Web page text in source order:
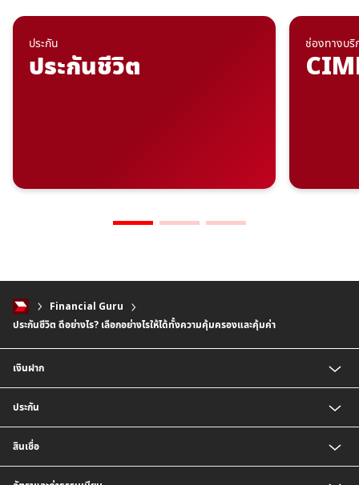
ประกัน
ประกันชีวิต
ช่องทางบริ
Financial Guru
ประกันชีวิต ดีอย่างไร? เลือกอย่างไรให้ได้ทั้งความคุ้มครองและคุ้มค่า
เงินฝาก
บัญชีเงินฝากประจำ
บัญชีเงินฝากกระแสรายวัน
บัญชีเงินฝากเงินตราต่างประเทศ
ตารางเปรียบเทียบผลิตภัณฑ์
ประกัน
ประกันวินาศภัย
สินเชื่อ